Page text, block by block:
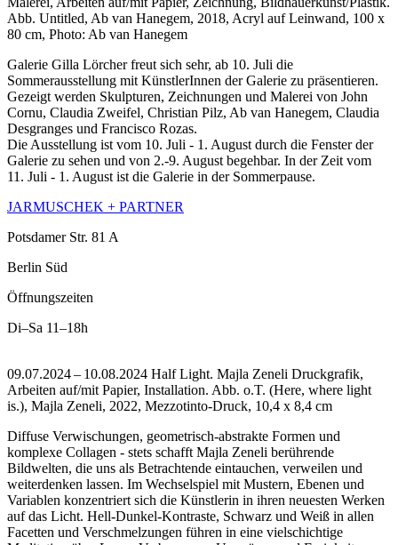
Abb. Untitled, Ab van Hanegem, 2018, Acryl auf Leinwand, 100 x
80 cm, Photo: Ab van Hanegem
Galerie Gilla Lörcher freut sich sehr, ab 10. Juli die
Sommerausstellung mit KünstlerInnen der Galerie zu präsentieren.
Gezeigt werden Skulpturen, Zeichnungen und Malerei von John
Cornu, Claudia Zweifel, Christian Pilz, Ab van Hanegem, Claudia
Desgranges und Francisco Rozas.
Die Ausstellung ist vom 10. Juli - 1. August durch die Fenster der
Galerie zu sehen und von 2.-9. August begehbar. In der Zeit vom
11. Juli - 1. August ist die Galerie in der Sommerpause.
JARMUSCHEK + PARTNER
Potsdamer Str. 81 A
Berlin Süd
Öffnungszeiten
Di–Sa 11–18h
09.07.2024 – 10.08.2024 Half Light. Majla Zeneli Druckgrafik,
Arbeiten auf/mit Papier, Installation. Abb. o.T. (Here, where light
is.), Majla Zeneli, 2022, Mezzotinto-Druck, 10,4 x 8,4 cm
Diffuse Verwischungen, geometrisch-abstrakte Formen und
komplexe Collagen - stets schafft Majla Zeneli berührende
Bildwelten, die uns als Betrachtende eintauchen, verweilen und
weiterdenken lassen. Im Wechselspiel mit Mustern, Ebenen und
Variablen konzentriert sich die Künstlerin in ihren neuesten Werken
auf das Licht. Hell-Dunkel-Kontraste, Schwarz und Weiß in allen
Facetten und Verschmelzungen führen in eine vielschichtige